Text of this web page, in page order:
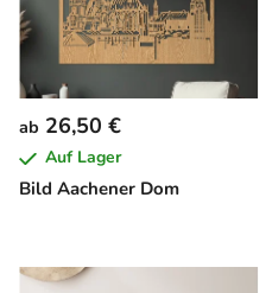
Bild Aachener Dom
ab 26,50 €
Auf Lager